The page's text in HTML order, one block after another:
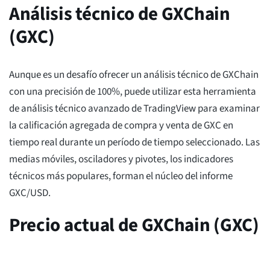
Análisis técnico de GXChain
(GXC)
Aunque es un desafío ofrecer un análisis técnico de GXChain
con una precisión de 100%, puede utilizar esta herramienta
de análisis técnico avanzado de TradingView para examinar
la calificación agregada de compra y venta de GXC en
tiempo real durante un período de tiempo seleccionado. Las
medias móviles, osciladores y pivotes, los indicadores
técnicos más populares, forman el núcleo del informe
GXC/USD.
Precio actual de GXChain (GXC)